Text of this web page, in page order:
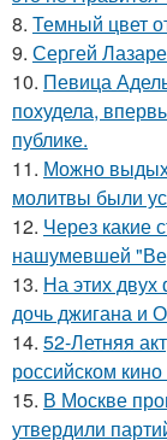
8. Темный цвет
9. Сергей
10. Певица
похудела,
публике.
11. Можно
молитвы были
12. Через какие
нашумевшей
13. На этих двух
дочь джигана и
14. 52-Летняя
российском
15. В Москве
утвердили